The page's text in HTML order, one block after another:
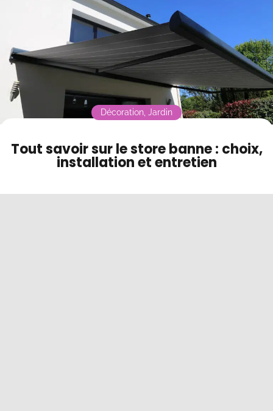
Mode sombre
Tout savoir sur le store banne : choix,
installation et entretien
Décoration Jardin